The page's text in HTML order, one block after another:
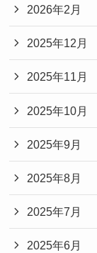
2026年2月
2025年12月
2025年11月
2025年10月
2025年9月
2025年8月
2025年7月
2025年6月